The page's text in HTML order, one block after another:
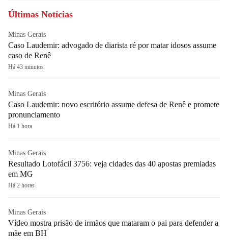
Últimas Notícias
Minas Gerais
Caso Laudemir: advogado de diarista ré por matar idosos assume
caso de Renê
Há 43 minutos
Minas Gerais
Caso Laudemir: novo escritório assume defesa de Renê e promete
pronunciamento
Há 1 hora
Minas Gerais
Resultado Lotofácil 3756: veja cidades das 40 apostas premiadas
em MG
Há 2 horas
Minas Gerais
Vídeo mostra prisão de irmãos que mataram o pai para defender a
mãe em BH